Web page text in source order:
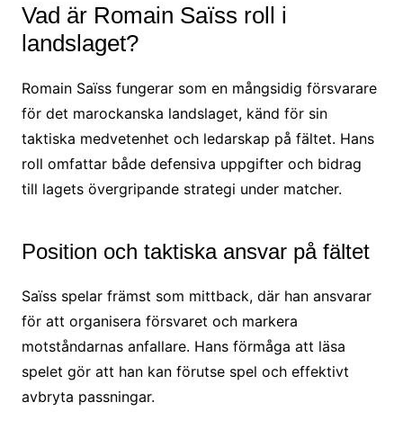
Vad är Romain Saïss roll i
landslaget?
Romain Saïss fungerar som en mångsidig försvarare
för det marockanska landslaget, känd för sin
taktiska medvetenhet och ledarskap på fältet. Hans
roll omfattar både defensiva uppgifter och bidrag
till lagets övergripande strategi under matcher.
Position och taktiska ansvar på fältet
Saïss spelar främst som mittback, där han ansvarar
för att organisera försvaret och markera
motståndarnas anfallare. Hans förmåga att läsa
spelet gör att han kan förutse spel och effektivt
avbryta passningar.